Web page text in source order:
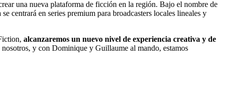
una nueva plataforma de ficción en la región. Bajo el nombre de
centrará en series premium para broadcasters locales lineales y
alcanzaremos un nuevo nivel de experiencia creativa y de
y con Dominique y Guillaume al mando, estamos